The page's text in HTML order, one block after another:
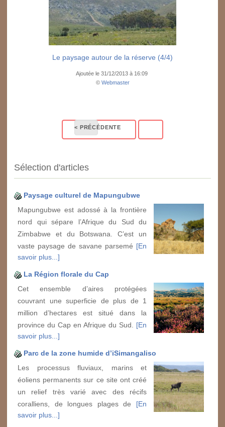
Le paysage autour de la réserve (4/4)
Ajoutée le 31/12/2013 à 16:09
© Webmaster
Sélection d'articles
Paysage culturel de Mapungubwe
Mapungubwe est adossé à la frontière
nord qui sépare l’Afrique du Sud du
Zimbabwe et du Botswana. C’est un
vaste paysage de savane parsemé [En
savoir plus...]
La Région florale du Cap
Cet ensemble d’aires protégées
couvrant une superficie de plus de 1
million d’hectares est situé dans la
province du Cap en Afrique du Sud. [En
savoir plus...]
Parc de la zone humide d’iSimangaliso
Les processus fluviaux, marins et
éoliens permanents sur ce site ont créé
un relief très varié avec des récifs
coralliens, de longues plages de [En
savoir plus...]